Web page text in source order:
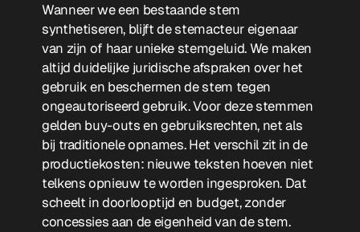
Wanneer we een bestaande stem
synthetiseren, blijft de stemacteur eigenaar
van zijn of haar unieke stemgeluid. We maken
altijd duidelijke juridische afspraken over het
gebruik en beschermen de stem tegen
ongeautoriseerd gebruik. Voor deze stemmen
gelden buy-outs en gebruiksrechten, net als
bij traditionele opnames. Het verschil zit in de
productiekosten: nieuwe teksten hoeven niet
telkens opnieuw te worden ingesproken. Dat
scheelt in doorlooptijd en budget, zonder
concessies aan de eigenheid van de stem.